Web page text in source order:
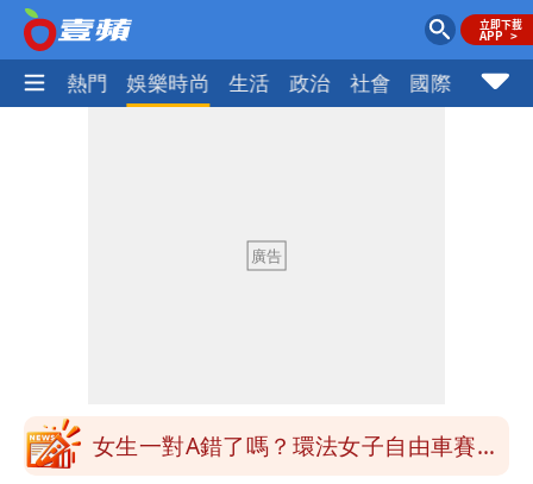
焦點 熱門 娛樂時尚 生活 政治 社會 國際 財經
回1句笑翻10萬人
桃園又要大停水！最長一早到晚上七點都
男裁判勒令女選手「解衣」檢查
有人利用「上人」掏空慈濟？ 張景森提2